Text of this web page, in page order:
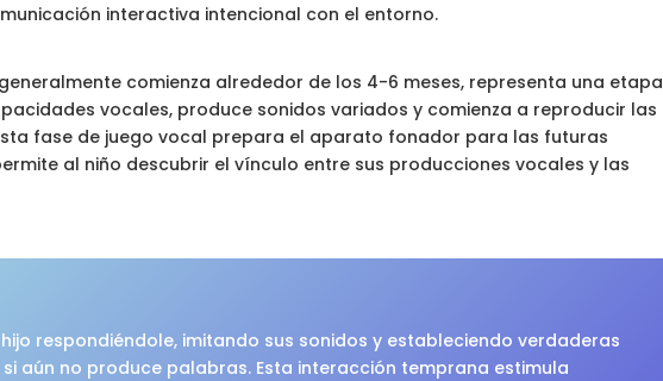
interactiva intencional con el entorno.
comienza alrededor de los 4-6 meses, representa una etapa
vocales, produce sonidos variados y comienza a reproducir las
fase de juego vocal prepara el aparato fonador para las futuras
al niño descubrir el vínculo entre sus producciones vocales y las
respondiéndole, imitando sus sonidos y estableciendo verdaderas
aún no produce palabras. Esta interacción temprana estimula